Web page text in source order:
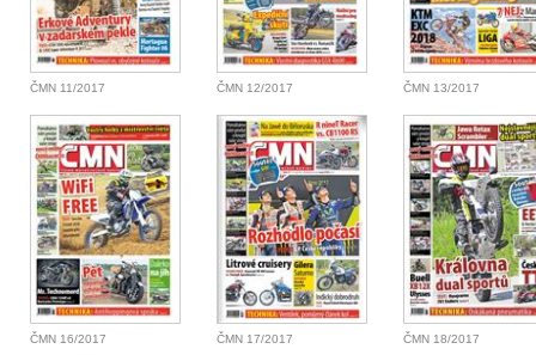
ČMN 11/2017 ČMN 12/2017 ČMN 13/2017
ČMN 16/2017 ČMN 17/2017 ČMN 18/2017